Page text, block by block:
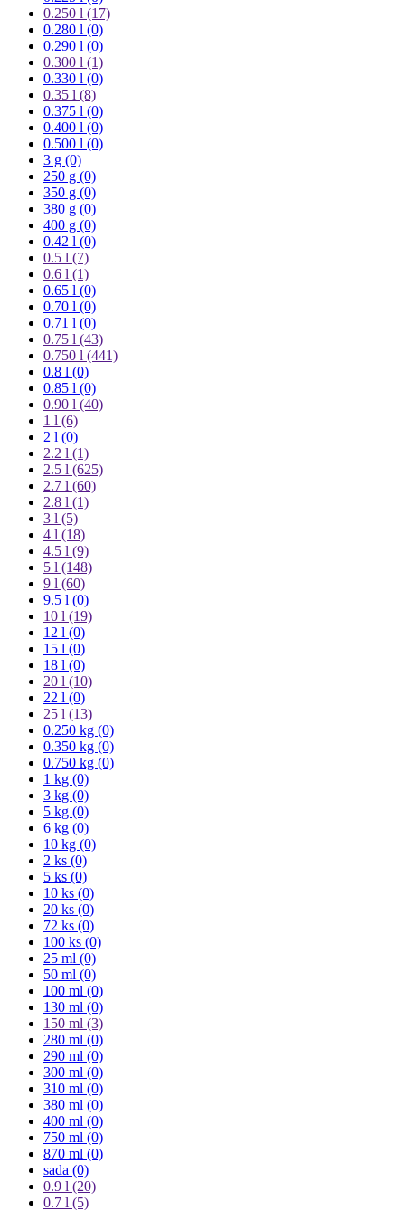
0.250 l (17)
0.280 l (0)
0.290 l (0)
0.300 l (1)
0.330 l (0)
0.35 l (8)
0.375 l (0)
0.400 l (0)
0.500 l (0)
3 g (0)
250 g (0)
350 g (0)
380 g (0)
400 g (0)
0.42 l (0)
0.5 l (7)
0.6 l (1)
0.65 l (0)
0.70 l (0)
0.71 l (0)
0.75 l (43)
0.750 l (441)
0.8 l (0)
0.85 l (0)
0.90 l (40)
1 l (6)
2 l (0)
2.2 l (1)
2.5 l (625)
2.7 l (60)
2.8 l (1)
3 l (5)
4 l (18)
4.5 l (9)
5 l (148)
9 l (60)
9.5 l (0)
10 l (19)
12 l (0)
15 l (0)
18 l (0)
20 l (10)
22 l (0)
25 l (13)
0.250 kg (0)
0.350 kg (0)
0.750 kg (0)
1 kg (0)
3 kg (0)
5 kg (0)
6 kg (0)
10 kg (0)
2 ks (0)
5 ks (0)
10 ks (0)
20 ks (0)
72 ks (0)
100 ks (0)
25 ml (0)
50 ml (0)
100 ml (0)
130 ml (0)
150 ml (3)
280 ml (0)
290 ml (0)
300 ml (0)
310 ml (0)
380 ml (0)
400 ml (0)
750 ml (0)
870 ml (0)
sada (0)
0.9 l (20)
0.7 l (5)